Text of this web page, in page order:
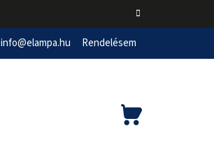
info@elampa.hu Rendelésem
KOSÁR